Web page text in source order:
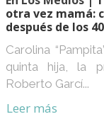
otra vez mamá:
después de los 40
Carolina
quinta hija, la
Roberto Garcí...
Leer más